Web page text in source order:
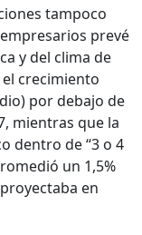
tampoco
prevé
y del clima de
crecimiento
por debajo de
mientras que la
dentro de “3 o 4
un 1,5%
en